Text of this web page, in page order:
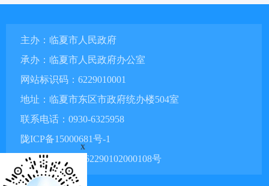
主办：临夏市人民政府
承办：临夏市人民政府办公室
网站标识码：6229010001
地址：临夏市东区市政府统办楼504室
联系电话：0930-6325958
陇ICP备15000681号-1
甘公网安备 62290102000108号
x